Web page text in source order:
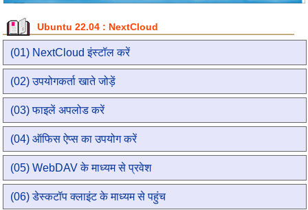
Ubuntu 22.04 : NextCloud
(01) NextCloud इंस्टॉल करें
(02) उपयोगकर्ता खाते जोड़ें
(03) फाइलें अपलोड करें
(04) ऑफिस ऐप्स का उपयोग करें
(05) WebDAV के माध्यम से प्रवेश
(06) डेस्कटॉप क्लाइंट के माध्यम से पहुंच